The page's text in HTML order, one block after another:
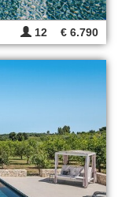
12 € 6.790